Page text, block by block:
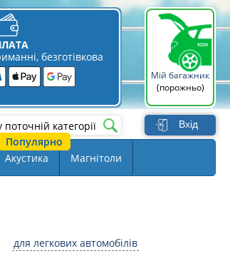
безготівкова
категорії
Мій багажник
(порожньо)
Вхід
Акустика Магнітоли
для легкових автомобілів